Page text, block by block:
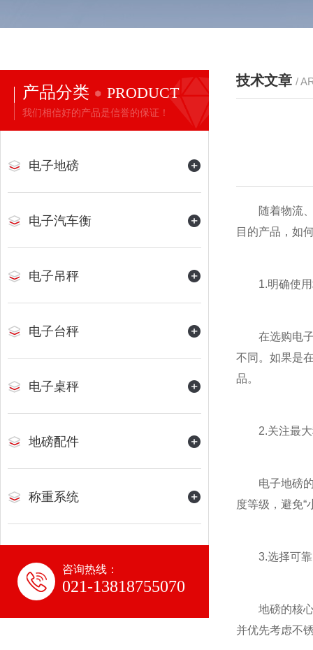
产品分类 PRODUCT
我们相信好的产品是信誉的保证！
电子地磅
电子汽车衡
电子吊秤
电子台秤
电子桌秤
地磅配件
称重系统
咨询热线：
021-13818755070
技术文章 /
随着物流、
目的产品，如
1.明确使用
在选购电子
不同。如果是
品。
2.关注最大
电子地磅的
度等级，避免“
3.选择可靠
地磅的核心
并优先考虑不